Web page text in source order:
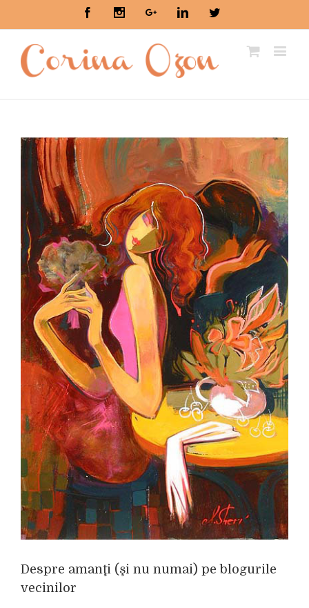
FacebookInstagramGoogle+LinkedinTwitter
View
Larger
Image
Despre amanţi (şi nu numai) pe blogurile
vecinilor